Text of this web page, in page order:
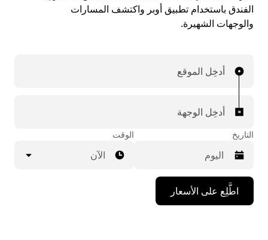
الفندق باستخدام تطبيق أوبر واكتشف المسارات
والوجهات الشهيرة.
أدخِل الموقع
أدخِل الوجهة
التاريخ
اضغط
على
مفتاح
الوقت
الآن
اطَّلِع على الأسعار